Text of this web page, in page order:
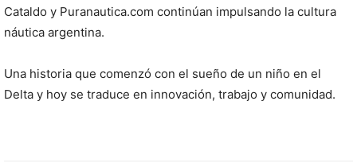
Cataldo y Puranautica.com continúan impulsando la cultura
náutica argentina.
Una historia que comenzó con el sueño de un niño en el
Delta y hoy se traduce en innovación, trabajo y comunidad.